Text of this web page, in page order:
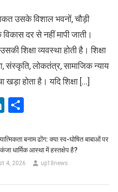
उसके विशाल भवनों, चौड़ी
दर से नहीं मापी जाती।
शिक्षा व्यवस्था होती है। शिक्षा
संस्कृति, लोकतंत्र, सामाजिक न्याय
खड़ा होता है। यदि शिक्षा […]
LinkedIn
बनाम ढोंग: क्या स्व-घोषित बाबाओं पर
धार्मिक आस्था में हस्तक्षेप है?
4, 2026 up18news